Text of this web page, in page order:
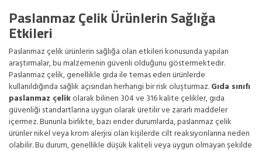
Paslanmaz Çelik Ürünlerin Sağlığa
Etkileri
Paslanmaz çelik ürünlerin sağlığa olan etkileri konusunda yapılan
araştırmalar, bu malzemenin güvenli olduğunu göstermektedir.
Paslanmaz çelik, genellikle gıda ile temas eden ürünlerde
kullanıldığında sağlık açısından herhangi bir risk oluşturmaz.Gıda sınıfı
paslanmaz çelikolarak bilinen 304 ve 316 kalite çelikler, gıda
güvenliği standartlarına uygun olarak üretilir ve zararlı maddeler
içermez. Bununla birlikte, bazı ender durumlarda, paslanmaz çelik
ürünler nikel veya krom alerjisi olan kişilerde cilt reaksiyonlarına neden
olabilir. Bu durum, genellikle düşük kaliteli veya uygun olmayan şekilde